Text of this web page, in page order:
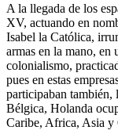
A la llegada de los
XV, actuando en
Isabel la Católica,
armas en la mano, en
colonialismo,
pues en estas
participaban también,
Bélgica, Holanda
Caribe, Africa, Asia y